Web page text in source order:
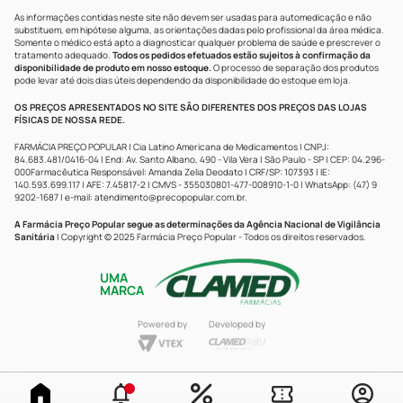
As informações contidas neste site não devem ser usadas para automedicação e não
substituem, em hipótese alguma, as orientações dadas pelo profissional da área médica.
Somente o médico está apto a diagnosticar qualquer problema de saúde e prescrever o
tratamento adequado. Todos os pedidos efetuados estão sujeitos à confirmação da
disponibilidade de produto em nosso estoque.O processo de separação dos produtos
pode levar até dois dias úteis dependendo da disponibilidade do estoque em loja.
OS PREÇOS APRESENTADOS NO SITE SÃO DIFERENTES DOS PREÇOS DAS LOJAS
FÍSICAS DE NOSSA REDE.
FARMÁCIA PREÇO POPULAR | Cia Latino Americana de Medicamentos | CNPJ:
84.683.481/0416-04 | End: Av. Santo Albano, 490 - Vila Vera | São Paulo - SP | CEP: 04.296-
000Farmacêutica Responsável: Amanda Zelia Deodato | CRF/SP: 107393 | IE:
140.593.699.117 | AFE: 7.45817-2 | CMVS - 355030801-477-008910-1-0 | WhatsApp: (47) 9
9202-1687 | e-mail: atendimento@precopopular.com.br.
A Farmácia Preço Popular segue as determinações da Agência Nacional de Vigilância
Sanitária | Copyright © 2025 Farmácia Preço Popular - Todos os direitos reservados.
UMA
MARCA
Powered by Developed by